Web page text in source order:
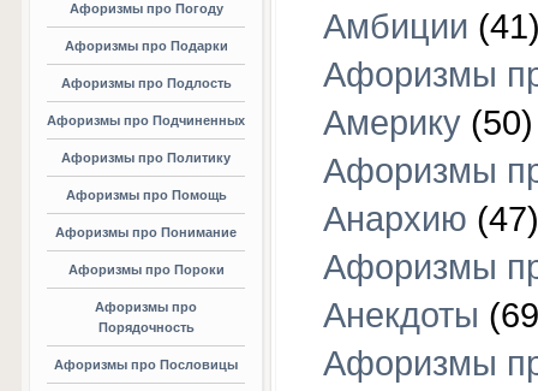
Афоризмы про Погоду
Афоризмы про Подарки
Афоризмы про Подлость
Афоризмы про Подчиненных
Афоризмы про Политику
Афоризмы про Помощь
Афоризмы про Понимание
Афоризмы про Пороки
Афоризмы про
Порядочность
Афоризмы про Пословицы
Амбиции
Афоризмы
Америку (50)
Афоризмы
Анархию (47)
Афоризмы
Анекдоты
Афоризмы